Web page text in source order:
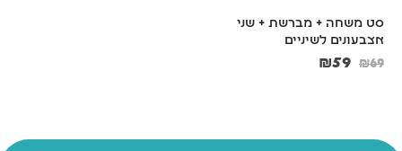
סט משחה + מברשת + שני
אצבעונים לשיניים
₪69
₪59